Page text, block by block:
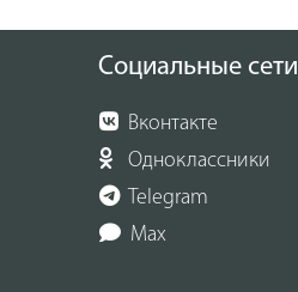
Социальные сети
Вконтакте
Одноклассники
Telegram
Max